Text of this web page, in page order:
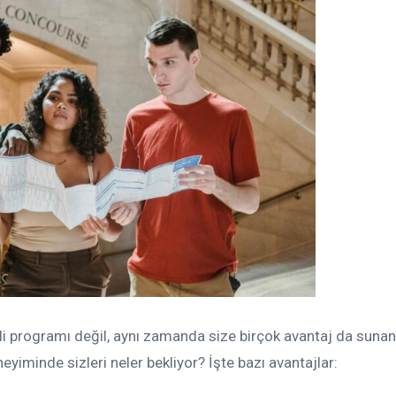
değil, aynı zamanda size birçok avantaj da
sizleri neler bekliyor? İşte bazı avantajlar: